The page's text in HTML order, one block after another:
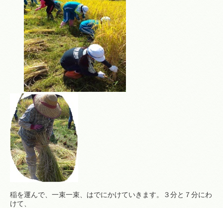
稲を運んで、一束一束、はでにかけていきます。３分と７分にわ
けて、